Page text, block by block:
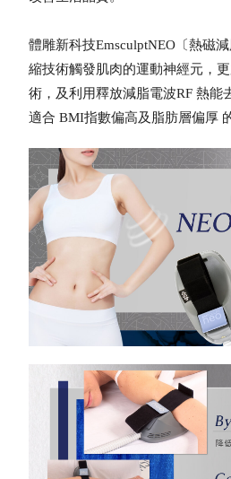
體雕新科技EmsculptNEO〔熱磁
縮技術觸發肌肉的運動神經元，
術，及利用釋放減脂電波RF 熱能
適合 BMI指數偏高及脂肪層偏厚